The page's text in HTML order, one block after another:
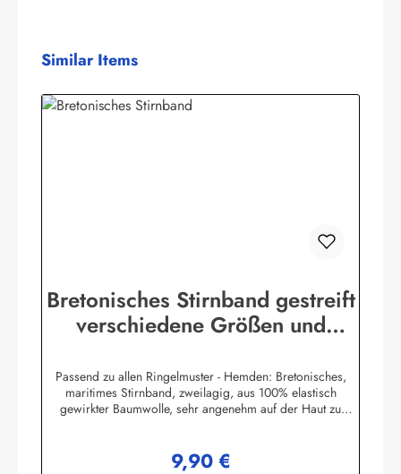
Produktgalerie überspringen
Similar Items
Bretonisches Stirnband gestreift
verschiedene Größen und
Passend zu allen Ringelmuster - Hemden: Bretonisches,
maritimes Stirnband, zweilagig, aus 100% elastisch
gewirkter Baumwolle, sehr angenehm auf der Haut zu
Wittmundinfo@modas-bekleidung.de
Regulärer Preis:
9,90 €